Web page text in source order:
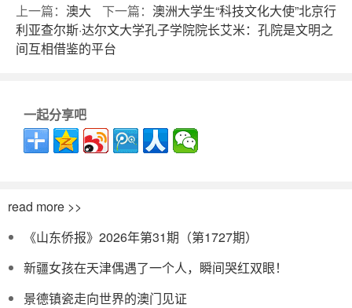
下一篇： 澳洲大学生“科技文化大使”北京行
上一篇： 澳大
利亚查尔斯·达尔文大学孔子学院院长艾米：孔院是文明之
间互相借鉴的平台
一起分享吧
read more >>
《山东侨报》2026年第31期（第1727期）
新疆女孩在天津偶遇了一个人，瞬间哭红双眼！
景德镇瓷走向世界的澳门见证